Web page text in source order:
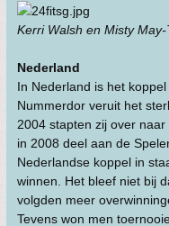
Kerri Walsh en Misty
Nederland
In Nederland is het
Nummerdor veruit het
2004 stapten zij over
in 2008 deel aan de
Nederlandse koppel in
winnen. Het bleef niet bij
volgden meer
Tevens won men